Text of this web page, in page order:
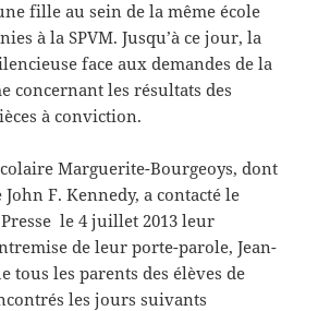
fille au sein de la même école
à la SPVM. Jusqu’à ce jour, la
face aux demandes de la
concernant les résultats des
à conviction.
Marguerite-Bourgeoys, dont
F. Kennedy, a contacté le
Presse le 4 juillet 2013 leur
de leur porte-parole, Jean-
tous les parents des élèves de
les jours suivants